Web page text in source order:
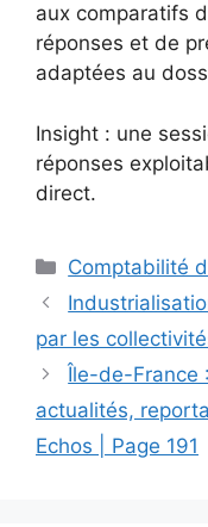
aux comparatifs
réponses et de
adaptées au
Insight : une
réponses
direct.
Catégories
Comptabilité
par les
Île-de-France
actualités,
Echos | Page 191